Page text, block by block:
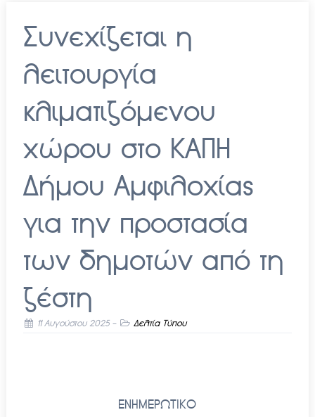
Συνεχίζεται η
λειτουργία
κλιματιζόμενου
χώρου στο ΚΑΠΗ
Δήμου Αμφιλοχίας
για την προστασία
των δημοτών από τη
ζέστη
11 Αυγούστου 2025- Δελτία Τύπου
ΕΝΗΜΕΡΩΤΙΚΟ